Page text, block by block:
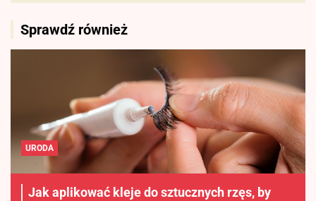
Sprawdź również
URODA
Jak aplikować kleje do sztucznych rzęs, by